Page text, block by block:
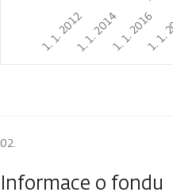
1. 1. 20121. 1. 20141. 1. 20161. 1.
Informace o fondu